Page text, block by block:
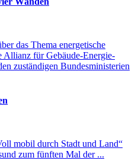
das Thema energetische
Allianz für Gebäude-Energie-
zuständigen Bundesministerien
mobil durch Stadt und Land“
zum fünften Mal der ...